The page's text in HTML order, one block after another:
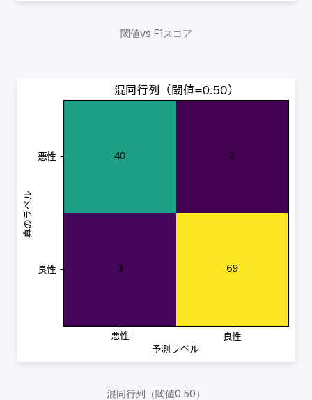
閾値vs F1スコア
混同行列（閾値0.50）